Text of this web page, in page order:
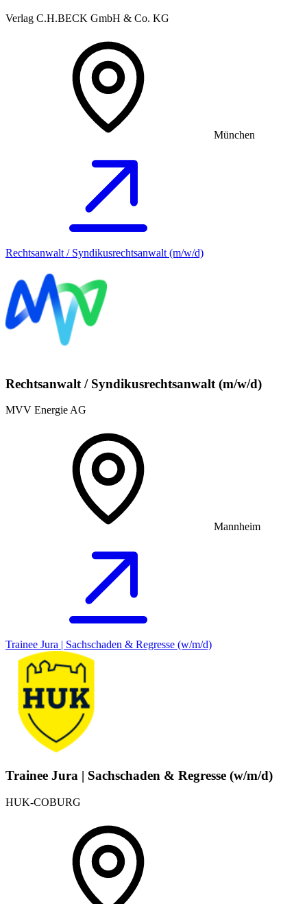
Verlag C.H.BECK GmbH & Co. KG
München
Rechtsanwalt / Syndikusrechtsanwalt (m/w/d)
Rechtsanwalt / Syndikusrechtsanwalt (m/w/d)
MVV Energie AG
Mannheim
Trainee Jura | Sachschaden & Regresse (w/m/d)
Trainee Jura | Sachschaden & Regresse (w/m/d)
HUK-COBURG